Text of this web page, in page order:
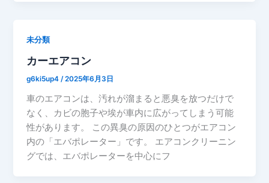
未分類
カーエアコン
g6ki5up4/2025年6月3日
車のエアコンは、汚れが溜まると悪臭を放つだけで
なく、カビの胞子や埃が車内に広がってしまう可能
性があります。 この異臭の原因のひとつがエアコン
内の「エバポレーター」です。 エアコンクリーニン
グでは、エバポレーターを中心にフ